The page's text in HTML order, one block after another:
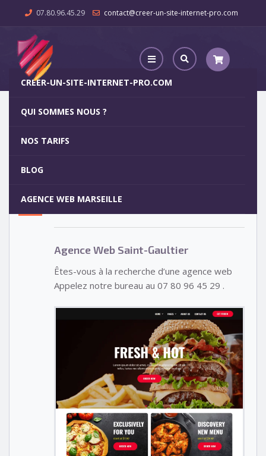
07.80.96.45.29 contact@creer-un-site-internet-pro.com
CREER-UN-SITE-INTERNET-PRO.COM
QUI SOMMES NOUS ?
NOS TARIFS
BLOG
AGENCE WEB MARSEILLE
Agence Web Saint-Gaultier
5
Votre site internet pour 29€
Agence Web Saint-Gaultier
Êtes-vous à la recherche d’une agence web
Appelez notre bureau au 07 80 96 45 29 .